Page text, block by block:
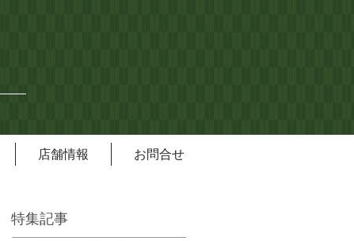
店舗情報 お問合せ
特集記事